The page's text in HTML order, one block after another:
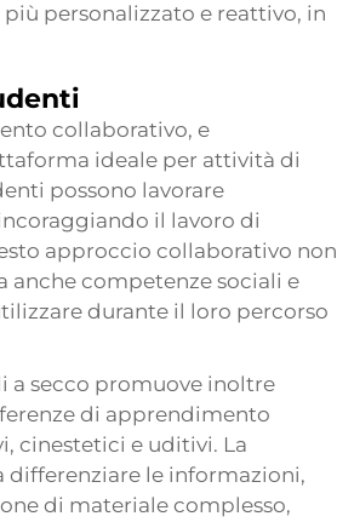
personalizzato e reattivo, in
collaborativo, e
ideale per attività di
possono lavorare
il lavoro di
approccio collaborativo non
anche competenze sociali e
durante il loro percorso
a secco promuove inoltre
di apprendimento
cinestetici e uditivi. La
le informazioni,
di materiale complesso,